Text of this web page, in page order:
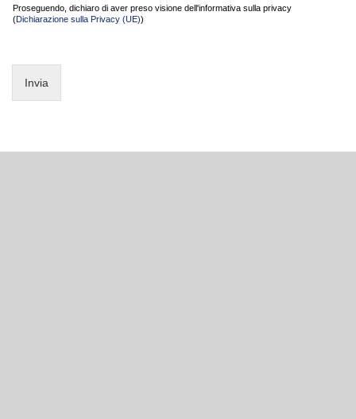
Proseguendo, dichiaro di aver preso visione dell'informativa sulla privacy
(Dichiarazione sulla Privacy (UE))
Invia